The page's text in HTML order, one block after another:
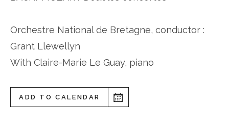
Orchestre National de Bretagne, conductor :
Grant Llewellyn
With Claire-Marie Le Guay, piano
ADD TO CALENDAR